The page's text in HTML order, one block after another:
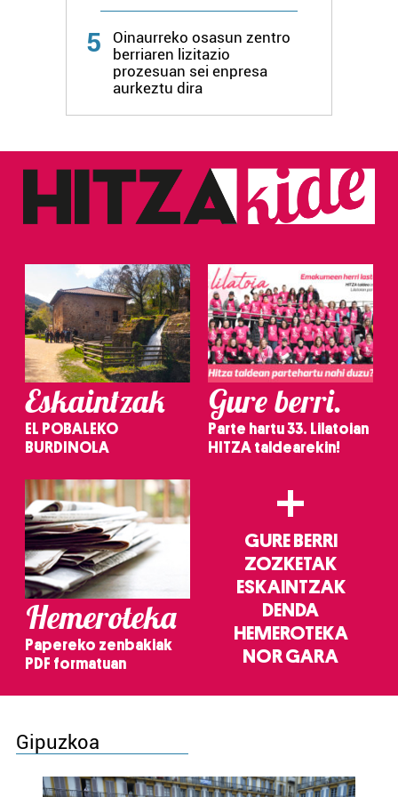
5
Oinaurreko osasun zentro
berriaren lizitazio
prozesuan sei enpresa
aurkeztu dira
Eskaintzak
EL POBALEKO
BURDINOLA
Gure berri.
Parte hartu 33. Lilatoian
HITZA taldearekin!
Hemeroteka
Papereko zenbakiak
PDF formatuan
+
GURE BERRI
ZOZKETAK
ESKAINTZAK
DENDA
HEMEROTEKA
NOR GARA
Gipuzkoa